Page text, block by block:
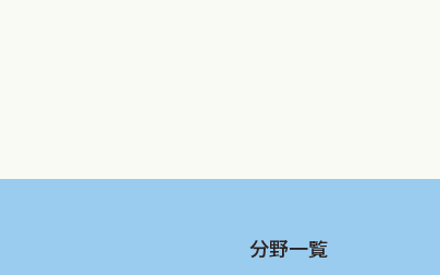
液検査
色体検査
分野一覧